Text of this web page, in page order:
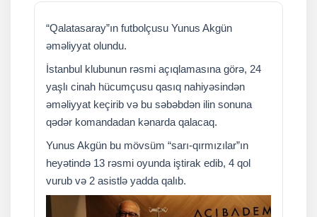
“Qalatasaray”ın futbolçusu Yunus Akgün
əməliyyat olundu.
İstanbul klubunun rəsmi açıqlamasına görə, 24
yaşlı cinah hücumçusu qasıq nahiyəsindən
əməliyyat keçirib və bu səbəbdən ilin sonuna
qədər komandadan kənarda qalacaq.
Yunus Akgün bu mövsüm “sarı-qırmızılar”ın
heyətində 13 rəsmi oyunda iştirak edib, 4 qol
vurub və 2 asistlə yadda qalıb.